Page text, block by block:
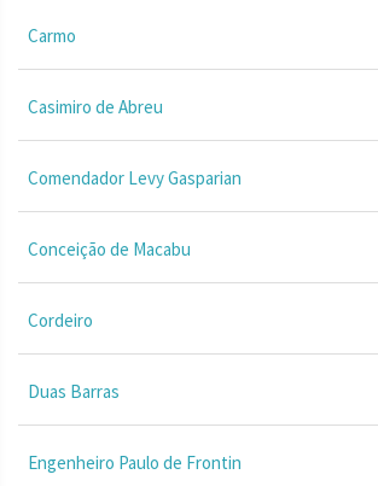
Carmo
Casimiro de Abreu
Comendador Levy Gasparian
Conceição de Macabu
Cordeiro
Duas Barras
Engenheiro Paulo de Frontin